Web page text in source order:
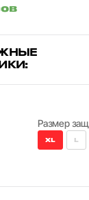
Размер
XL L